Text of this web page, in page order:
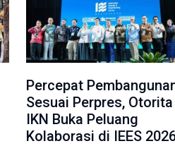
Percepat
Sesuai Perpres, Otorita
IKN Buka Peluang
Kolaborasi di IEES